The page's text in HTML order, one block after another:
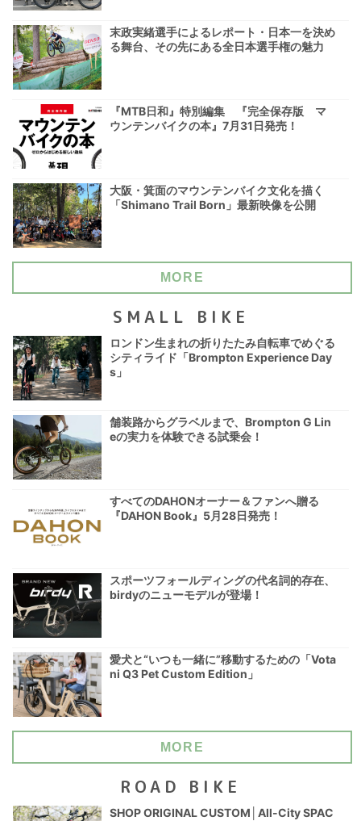
末政実緒選手によるレポート・日本一を決め
る舞台、その先にある全日本選手権の魅力
『MTB日和』特別編集 『完全保存版 マ
ウンテンバイクの本』7月31日発売！
大阪・箕面のマウンテンバイク文化を描く
「Shimano Trail Born」最新映像を公開
MORE
SMALL BIKE
ロンドン生まれの折りたたみ自転車でめぐる
シティライド「Brompton Experience Day
s」
舗装路からグラベルまで、Brompton G Lin
eの実力を体験できる試乗会！
すべてのDAHONオーナー＆ファンへ贈る
『DAHON Book』5月28日発売！
スポーツフォールディングの代名詞的存在、
birdyのニューモデルが登場！
愛犬と“いつも一緒に”移動するための「Vota
ni Q3 Pet Custom Edition」
MORE
ROAD BIKE
SHOP ORIGINAL CUSTOM│All-City SPAC